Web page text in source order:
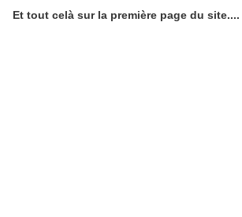
Et tout celà sur la première page du site....